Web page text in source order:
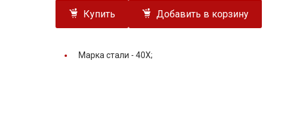
Купить Добавить в корзину
Марка стали - 40Х;